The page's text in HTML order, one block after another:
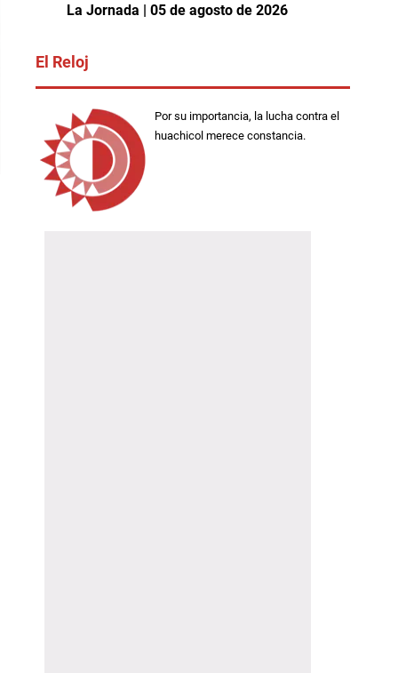
La Jornada | 05 de agosto de 2026
El Reloj
Por su importancia, la lucha contra el
huachicol merece constancia.